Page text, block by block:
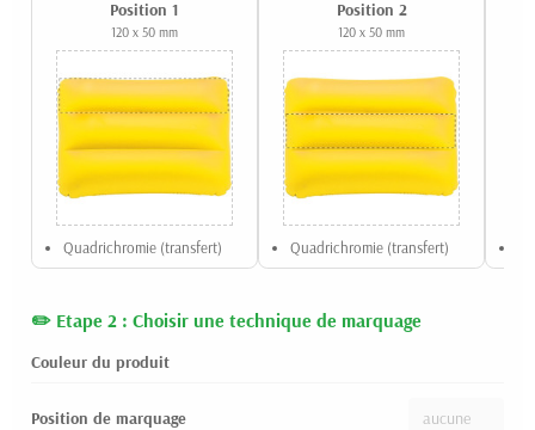
Position 1
120 x 50 mm
Quadrichromie (transfert)
Position 2
120 x 50 mm
Quadrichromie (transfert)
Etape 2 : Choisir une technique de marquage
Couleur du produit
Position de marquage